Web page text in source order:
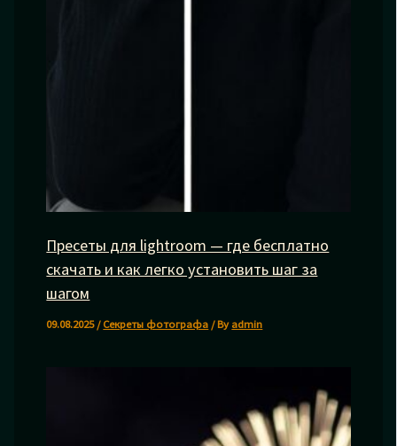
Пресеты для lightroom — где бесплатно
скачать и как легко установить шаг за
шагом
09.08.2025/Секреты фотографа / Byadmin